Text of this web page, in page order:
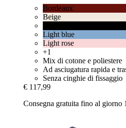
Bordeaux
Beige
Light blue
Light rose
+1
Mix di cotone e poliestere
Ad asciugatura rapida e
Senza cinghie di fissaggio
€ 117,99
Consegna gratuita fino al giorno